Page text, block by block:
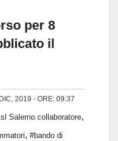
per 8
il
2019 - ORE: 09:37
Salerno collaboratore,
, #bando di